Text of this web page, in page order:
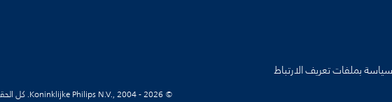
سياسة بملفات تعريف الارتباط
© Koninklijke Philips N.V., 2004 - 2026. كل الحقوق محفوظة.